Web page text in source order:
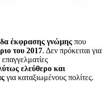
έκφρασης γνώμης που
του 2017. Δεν πρόκειται για
ελεύθερο και
για καταξιωμένους πολίτες.